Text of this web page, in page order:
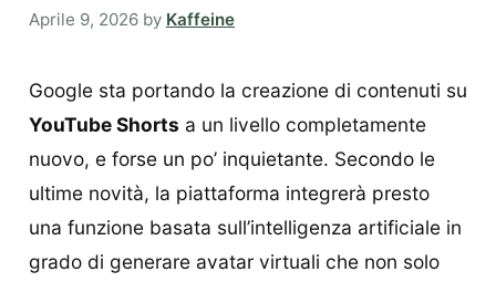
Aprile 9, 2026 by Kaffeine
Google sta portando la creazione di contenuti su
YouTube Shorts a un livello completamente
nuovo, e forse un po’ inquietante. Secondo le
ultime novità, la piattaforma integrerà presto
una funzione basata sull’intelligenza artificiale in
grado di generare avatar virtuali che non solo